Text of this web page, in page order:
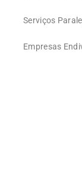
Serviços
Empresas